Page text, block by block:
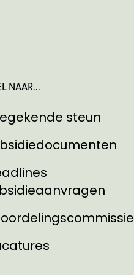
NAAR...
steun